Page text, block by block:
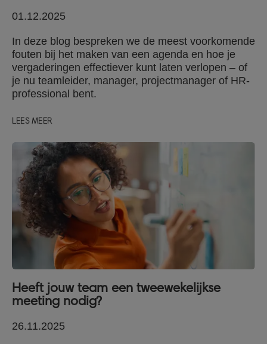
01.12.2025
In deze blog bespreken we de meest voorkomende
fouten bij het maken van een agenda en hoe je
vergaderingen effectiever kunt laten verlopen – of
je nu teamleider, manager, projectmanager of HR-
professional bent.
LEES MEER
Heeft jouw team een tweewekelijkse
meeting nodig?
26.11.2025